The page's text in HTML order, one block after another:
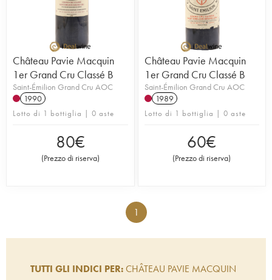
Château Pavie Macquin
1er Grand Cru Classé B
Saint-Émilion Grand Cru AOC
1990
Lotto di 1 bottiglia | 0 aste
80€
(Prezzo di riserva)
Château Pavie Macquin
1er Grand Cru Classé B
Saint-Émilion Grand Cru AOC
1989
Lotto di 1 bottiglia | 0 aste
60€
(Prezzo di riserva)
1
TUTTI GLI INDICI PER:CHÂTEAU PAVIE MACQUIN